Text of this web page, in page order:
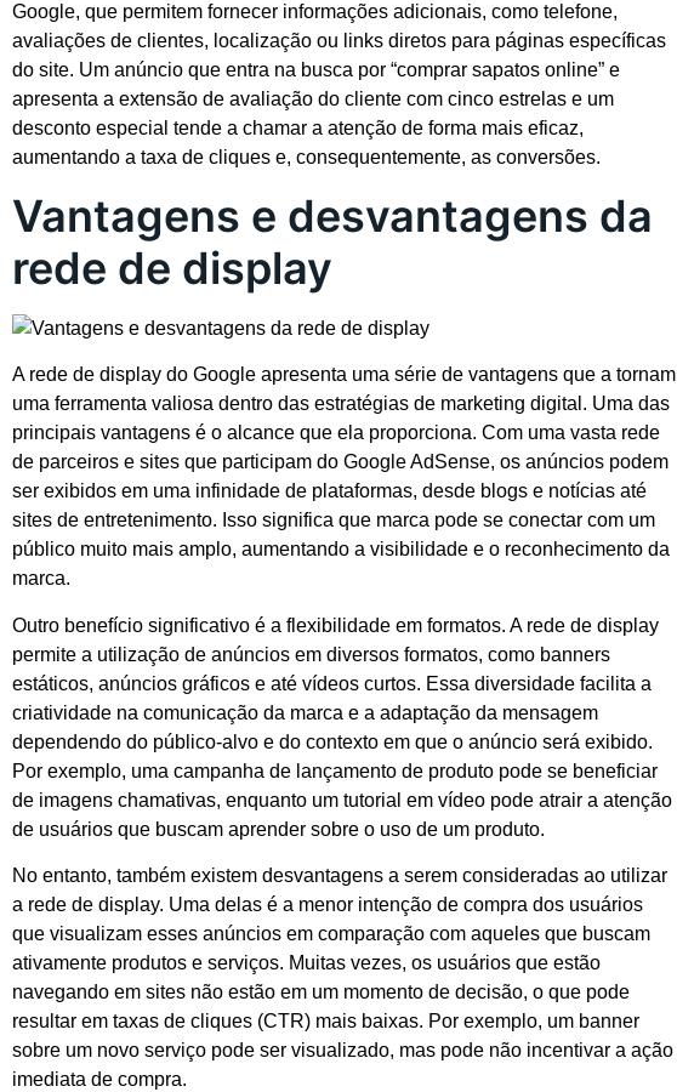
Google, que permitem fornecer informações adicionais, como telefone,
avaliações de clientes, localização ou links diretos para páginas específicas
do site. Um anúncio que entra na busca por “comprar sapatos online” e
apresenta a extensão de avaliação do cliente com cinco estrelas e um
desconto especial tende a chamar a atenção de forma mais eficaz,
aumentando a taxa de cliques e, consequentemente, as conversões.
Vantagens e desvantagens da
rede de display
A rede de display do Google apresenta uma série de vantagens que a tornam
uma ferramenta valiosa dentro das estratégias de marketing digital. Uma das
principais vantagens é o alcance que ela proporciona. Com uma vasta rede
de parceiros e sites que participam do Google AdSense, os anúncios podem
ser exibidos em uma infinidade de plataformas, desde blogs e notícias até
sites de entretenimento. Isso significa que marca pode se conectar com um
público muito mais amplo, aumentando a visibilidade e o reconhecimento da
marca.
Outro benefício significativo é a flexibilidade em formatos. A rede de display
permite a utilização de anúncios em diversos formatos, como banners
estáticos, anúncios gráficos e até vídeos curtos. Essa diversidade facilita a
criatividade na comunicação da marca e a adaptação da mensagem
dependendo do público-alvo e do contexto em que o anúncio será exibido.
Por exemplo, uma campanha de lançamento de produto pode se beneficiar
de imagens chamativas, enquanto um tutorial em vídeo pode atrair a atenção
de usuários que buscam aprender sobre o uso de um produto.
No entanto, também existem desvantagens a serem consideradas ao utilizar
a rede de display. Uma delas é a menor intenção de compra dos usuários
que visualizam esses anúncios em comparação com aqueles que buscam
ativamente produtos e serviços. Muitas vezes, os usuários que estão
navegando em sites não estão em um momento de decisão, o que pode
resultar em taxas de cliques (CTR) mais baixas. Por exemplo, um banner
sobre um novo serviço pode ser visualizado, mas pode não incentivar a ação
imediata de compra.